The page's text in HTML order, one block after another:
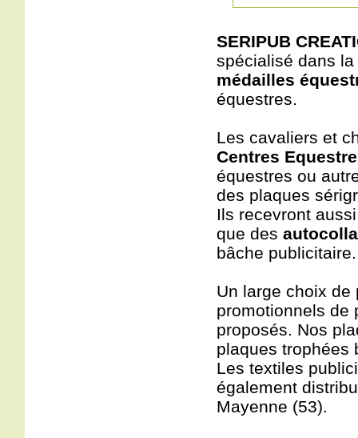
SERIPUB
spécialisé dans
médailles
équestres.
Les cavaliers et
Centres
équestres ou
des plaques
Ils recevront
que des
bâche publicitaire.
Un large choix de
promotionnels de
proposés. Nos
plaques trophées
Les textiles
également
Mayenne (53).